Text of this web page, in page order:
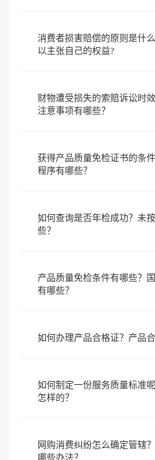
消费者损害赔偿的原则是什
以主张自己的权益?
财物遭受损失的索赔诉讼时
注意事项有哪些？
获得产品质量免检证书的条
程序有哪些？
如何查询是否年检成功？未
些？
产品质量免检条件有哪些？
有哪些？
如何办理产品合格证？产品
如何制定一份服务质量标准
怎样的？
网购消费纠纷怎么确定管辖
哪些办法？